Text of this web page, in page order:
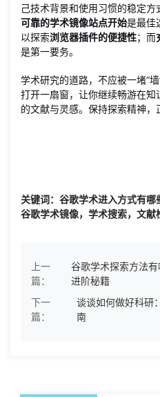
己技术背景和使用习惯的稳定方
可靠的学术镜像站点开始是最佳
以探索浏览器插件的便捷性；而
是第一要务。
学术研究的道路，不应被一堵“
打开一扇窗，让你继续畅游在
的文献与灵感。保持探索精神，
关键词：谷歌学术进入方式有
谷歌学术镜像，学术搜索，文献
上一
篇：
谷歌学术探索方法
进阶秘籍
下一
篇：
谈谈如何做好科研
南